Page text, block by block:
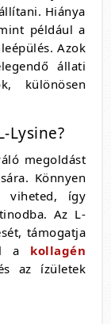
Hiánya
például a
Azok
állati
különösen
Lysine?
megoldást
Könnyen
viheted, így
Az L-
támogatja
a kollagén
az ízületek